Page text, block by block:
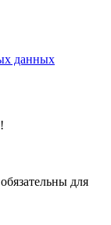
данных
для